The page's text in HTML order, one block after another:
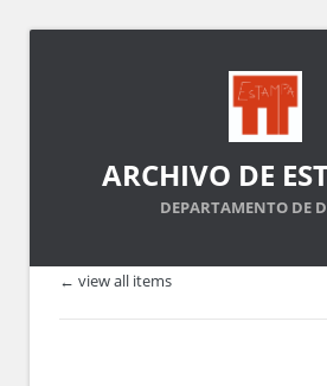
ARCHIVO DE
DEPARTAMENTO DE
← view all items